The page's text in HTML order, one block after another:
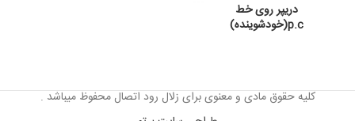
دریپر روی خط
p.c(خودشوینده)
کلیه حقوق مادی و معنوی برای زلال رود اتصال محفوظ میباشد .